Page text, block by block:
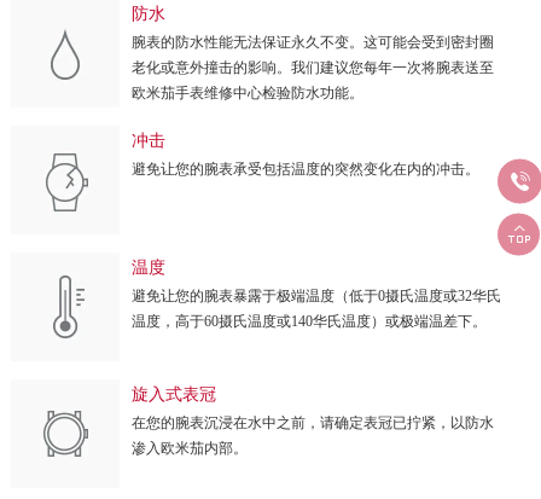
防水
腕表的防水性能无法保证永久不变。这可能会受到密封圈
老化或意外撞击的影响。我们建议您每年一次将腕表送至
欧米茄手表维修中心检验防水功能。
冲击
避免让您的腕表承受包括温度的突然变化在内的冲击。
温度
避免让您的腕表暴露于极端温度（低于0摄氏温度或32华氏
温度，高于60摄氏温度或140华氏温度）或极端温差下。
旋入式表冠
在您的腕表沉浸在水中之前，请确定表冠已拧紧，以防水
渗入欧米茄内部。

